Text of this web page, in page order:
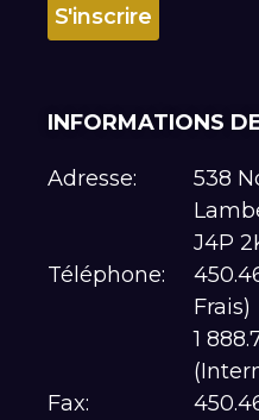
INFORMATIONS
Adresse:
538
J4P
Téléphone:
Frais)
1
Fax: